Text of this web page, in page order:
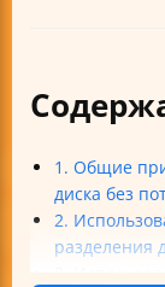
1. Общие
диска без
2.
разделения